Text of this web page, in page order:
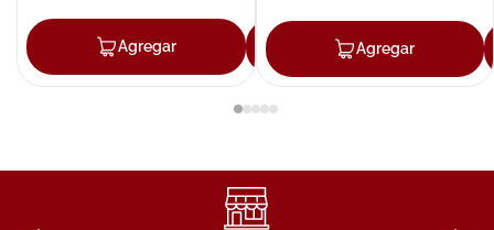
Agregar Agregar
Agregar